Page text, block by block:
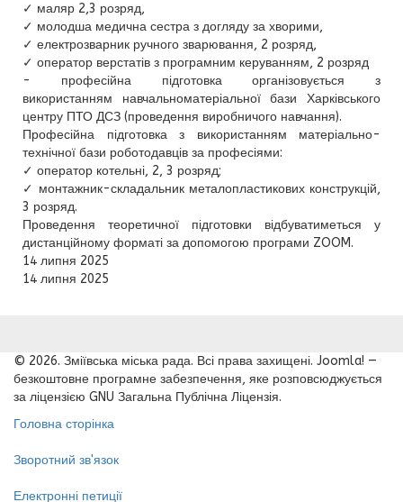
✓ маляр 2,3 розряд,
✓ молодша медична сестра з догляду за хворими,
✓ електрозварник ручного зварювання, 2 розряд,
✓ оператор верстатів з програмним керуванням, 2 розряд
- професійна підготовка організовується з
використанням навчальноматеріальної бази Харківського
центру ПТО ДСЗ (проведення виробничого навчання).
Професійна підготовка з використанням матеріально-
технічної бази роботодавців за професіями:
✓ оператор котельні, 2, 3 розряд;
✓ монтажник-складальник металопластикових конструкцій,
3 розряд.
Проведення теоретичної підготовки відбуватиметься у
дистанційному форматі за допомогою програми ZOOM.
14 липня 2025
14 липня 2025
© 2026. Зміївська міська рада. Всі права захищені. Joomla! —
безкоштовне програмне забезпечення, яке розповсюджується
за ліцензією GNU Загальна Публічна Ліцензія.
Головна сторінка
Зворотний зв'язок
Електронні петиції